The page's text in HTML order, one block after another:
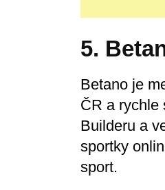
5.
Betano je
ČR a rychle
Builderu a
sportky
sport.